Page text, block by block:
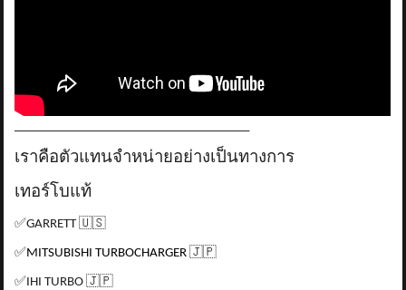
เราคือตัวแทนจำหน่ายอย่างเป็นทางการ
เทอร์โบแท้
✅GARRETT🇺🇸
✅ MITSUBISHI TURBOCHARGER 🇯🇵
✅ IHI TURBO🇯🇵